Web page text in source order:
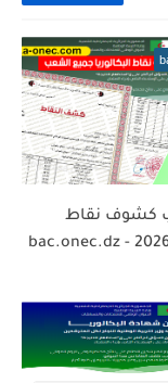
كشوف نقاط